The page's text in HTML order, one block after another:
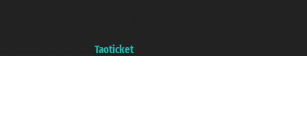
Taoticket